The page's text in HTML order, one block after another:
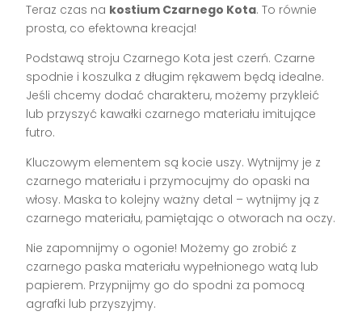
Teraz czas na kostium Czarnego Kota. To równie
prosta, co efektowna kreacja!
Podstawą stroju Czarnego Kota jest czerń. Czarne
spodnie i koszulka z długim rękawem będą idealne.
Jeśli chcemy dodać charakteru, możemy przykleić
lub przyszyć kawałki czarnego materiału imitujące
futro.
Kluczowym elementem są kocie uszy. Wytnijmy je z
czarnego materiału i przymocujmy do opaski na
włosy. Maska to kolejny ważny detal – wytnijmy ją z
czarnego materiału, pamiętając o otworach na oczy.
Nie zapomnijmy o ogonie! Możemy go zrobić z
czarnego paska materiału wypełnionego watą lub
papierem. Przypnijmy go do spodni za pomocą
agrafki lub przyszyjmy.